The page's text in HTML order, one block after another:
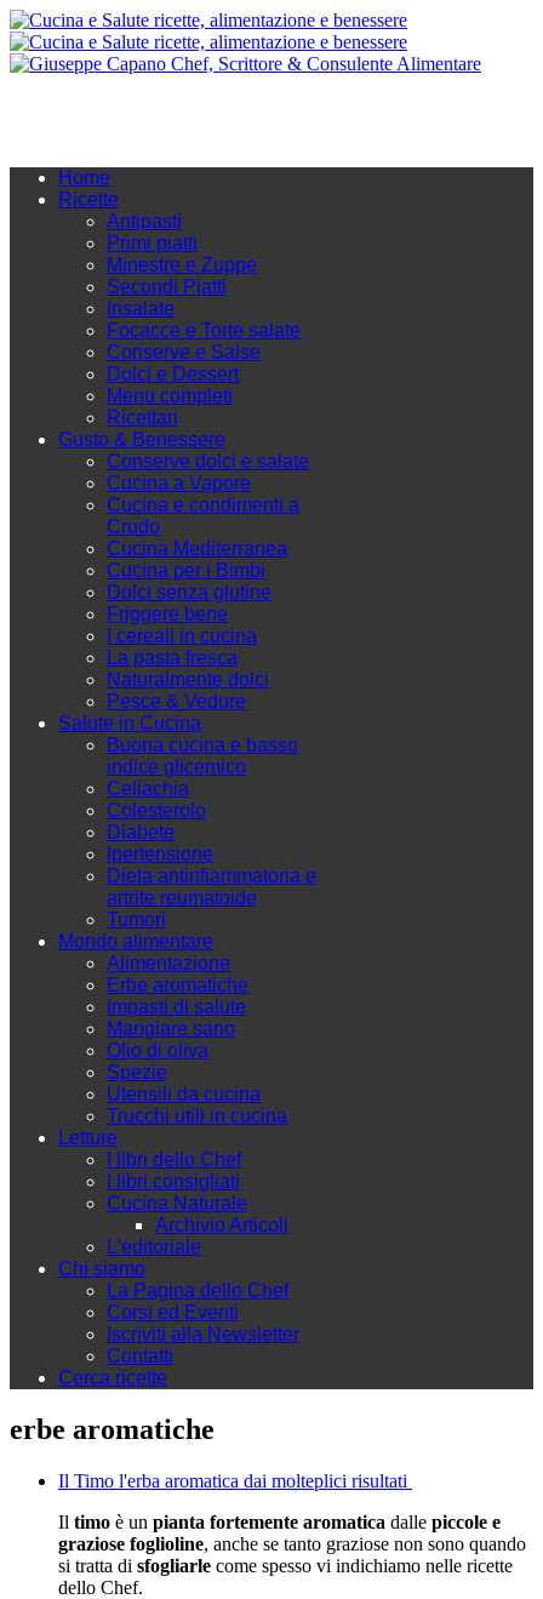
Home
Ricette
Antipasti
Primi piatti
Minestre e Zuppe
Secondi Piatti
Insalate
Focacce e Torte salate
Conserve e Salse
Dolci e Dessert
Menu completi
Ricettari
Gusto & Benessere
Conserve dolci e salate
Cucina a Vapore
Cucina e condimenti a
Crudo
Cucina Mediterranea
Cucina per i Bimbi
Dolci senza glutine
Friggere bene
I cereali in cucina
La pasta fresca
Naturalmente dolci
Pesce & Vedure
Salute in Cucina
Buona cucina e basso
indice glicemico
Celiachia
Colesterolo
Diabete
Ipertensione
Dieta antinfiammatoria e
artrite reumatoide
Tumori
Mondo alimentare
Alimentazione
Erbe aromatiche
Impasti di salute
Mangiare sano
Olio di oliva
Spezie
Utensili da cucina
Trucchi utili in cucina
Letture
I libri dello Chef
I libri consigliati
Cucina Naturale
Archivio Articoli
L'editoriale
Chi siamo
La Pagina dello Chef
Corsi ed Eventi
Iscriviti alla Newsletter
Contatti
Cerca ricette
erbe aromatiche
Il Timo l'erba aromatica dai molteplici risultati
Il timo è un pianta fortemente aromatica dalle piccole e
graziose foglioline, anche se tanto graziose non sono quando
si tratta di sfogliarle come spesso vi indichiamo nelle ricette
dello Chef.